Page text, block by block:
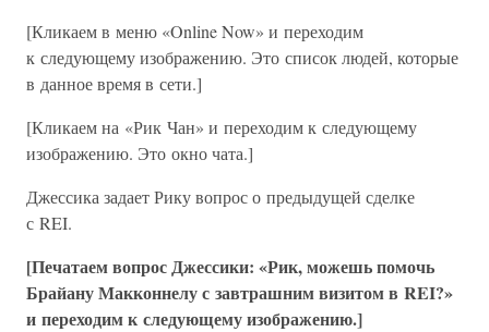
[Кликаем в меню «Online Now» и переходим
к следующему изображению. Это список людей, которые
в данное время в сети.]
[Кликаем на «Рик Чан» и переходим к следующему
изображению. Это окно чата.]
Джессика задает Рику вопрос о предыдущей сделке
с REI.
[Печатаем вопрос Джессики: «Рик, можешь помочь
Брайану Макконнелу с завтрашним визитом в REI?»
и переходим к следующему изображению.]